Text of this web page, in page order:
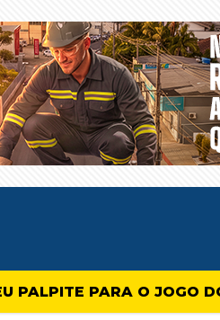
PALPITE PARA O JOGO